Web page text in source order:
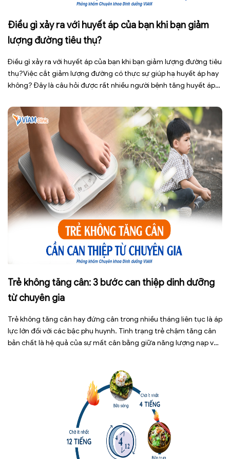
Điều gì xảy ra với huyết áp của bạn khi bạn giảm
lượng đường tiêu thụ?
Điều gì xảy ra với huyết áp của bạn khi bạn giảm lượng đường tiêu
thụ?Việc cắt giảm lượng đường có thực sự giúp hạ huyết áp hay
không? Đây là câu hỏi được rất nhiều người bệnh tăng huyết áp
[…]
Trẻ không tăng cân: 3 bước can thiệp dinh dưỡng
từ chuyên gia
Trẻ không tăng cân hay đứng cân trong nhiều tháng liên tục là áp
lực lớn đối với các bậc phụ huynh. Tình trạng trẻ chậm tăng cân
bản chất là hệ quả của sự mất cân bằng giữa năng lượng nạp vào